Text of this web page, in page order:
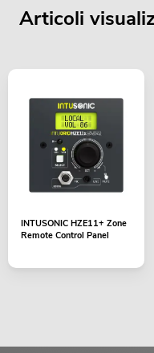
Articoli
INTUSONIC HZE11+ Zone
Remote Control Panel